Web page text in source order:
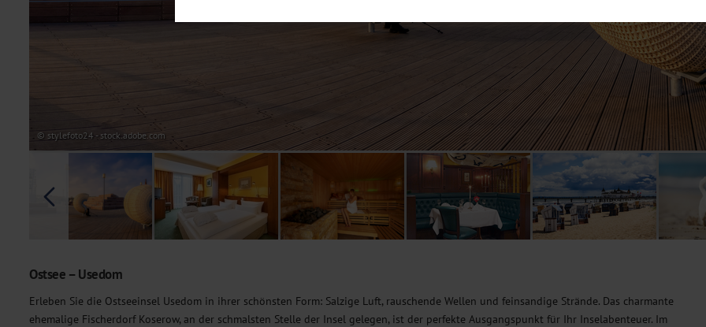
© stylefoto24 - stock.adobe.com
Ostsee – Usedom
Erleben Sie die Ostseeinsel Usedom in ihrer schönsten Form: Salzige Luft, rauschende Wellen und feinsandige Strände. Das charmante
ehemalige Fischerdorf Koserow, an der schmalsten Stelle der Insel gelegen, ist der perfekte Ausgangspunkt für Ihr Inselabenteuer. Im
möchten, um Ihnen unsere Dienste bei einem erneuten Besuch unserer Seite schneller zur Verfügung zu
Um unser Angebot und unsere Webseite weiter zu verbessern, erfassen wir anonymisierte Daten für
dieser Cookies können wir beispielsweise die Besucherzahlen und den Effekt bestimmter Seiten unseres
unsere Inhalte optimieren. Wir nutzen hierfür Dienste von Google und Facebook. Durch diese Dienste
Übermittlung, der auf unsere Website erfassten Daten, kommen. Weitere Hinweise zu der Verarbeitung
Datenschutzhinweisen
. Sie können Ihre Einwilligung jederzeit in denCookie-Einstellungen
widerrufen.
Marketing
Diese Cookies werden genutzt, um Ihnen personalisierte Inhalte, passend zu Ihren Interessen anzuzeigen.